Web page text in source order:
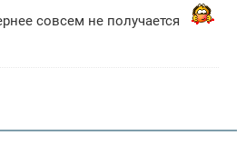
совсем не получается